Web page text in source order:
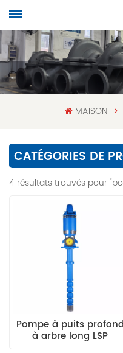
MAISON
CATÉGORIES DE
4 résultats trouvés pour
Pompe à puits profond
à arbre long LSP